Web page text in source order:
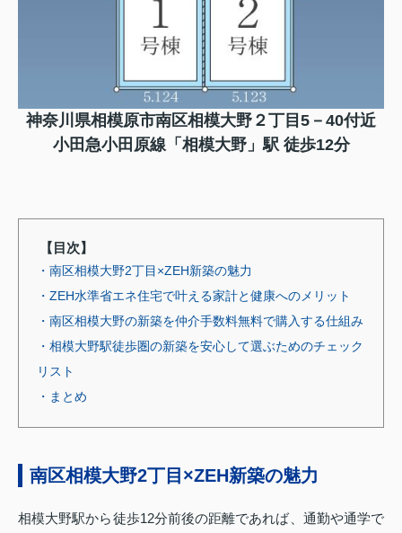
神奈川県相模原市南区相模大野２丁目5－40付近
小田急小田原線「相模大野」駅 徒歩12分
【目次】
・南区相模大野2丁目×ZEH新築の魅力
・ZEH水準省エネ住宅で叶える家計と健康へのメリット
・南区相模大野の新築を仲介手数料無料で購入する仕組み
・相模大野駅徒歩圏の新築を安心して選ぶためのチェック
リスト
・まとめ
南区相模大野2丁目×ZEH新築の魅力
相模大野駅から徒歩12分前後の距離であれば、通勤や通学で